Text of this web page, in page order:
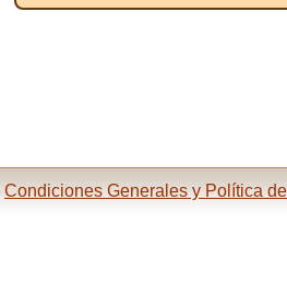
Condiciones Generales y Política